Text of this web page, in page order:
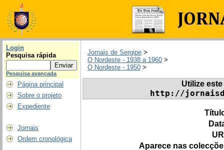
Login
Pesquisa rápida
Pesquisa avançada
Página principal
Sobre o projeto
Expediente
Jornais
Ordem cronológica
Jornais de Sergipe >
O Nordeste - 1938 a 1960 >
O Nordeste - 1950 >
Utilize
http://
Aparece nas